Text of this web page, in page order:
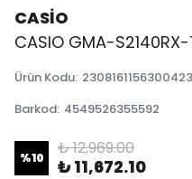
CASİO
CASIO GMA-S2140RX-
Ürün Kodu:
Barkod: 4549526355592
%10 ₺ 12,969.00
₺ 11,672.10